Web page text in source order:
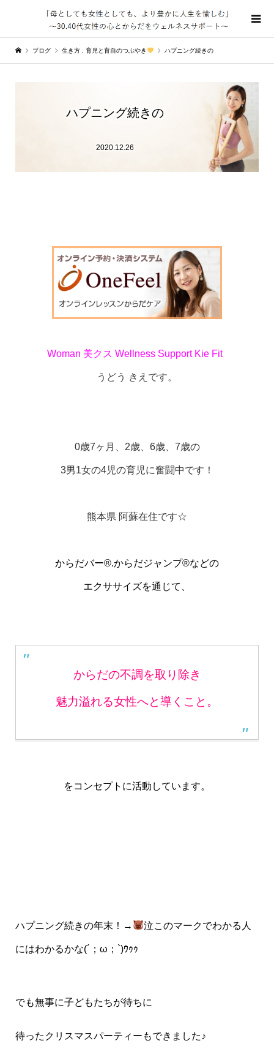
ブログ 生き方 育児と育自のつぶやき ハプニング続きの
ハプニング続きの
2020.12.26
Woman 美クス Wellness Support Kie Fit
うどう きえです。
0歳7ヶ月、2歳、6歳、7歳の
3男1女の4児の育児に奮闘中です！
熊本県 阿蘇在住です☆
からだバー®︎.からだジャンプ®︎などの
エクササイズを通じて、
からだの不調を取り除き
魅力溢れる女性へと導くこと。
をコンセプトに活動しています。
ハプニング続きの年末！→ 泣このマークでわかる人
にはわかるかな(´；ω；`)ｳｩｩ
でも無事に子どもたちが待ちに
待ったクリスマスパーティーもできました♪